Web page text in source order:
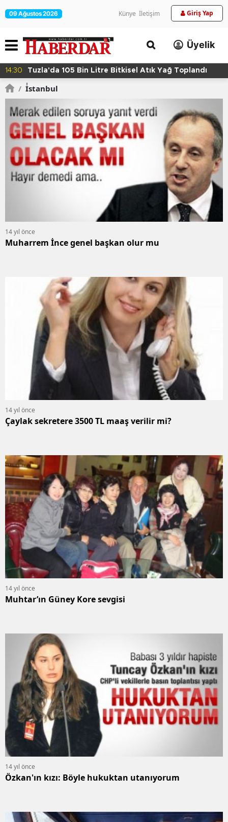
09 Ağustos 2026 Künye İletişim Giriş Yap
Üyelik
14:24 Kartal'da Hayvan Bakım Evi Çalışmaları Başladı
/ İ̇stanbul
14 yıl önce
Muharrem İnce genel başkan olur mu
14 yıl önce
Çaylak sekretere 3500 TL maaş verilir mi?
14 yıl önce
Muhtar’ın Güney Kore sevgisi
14 yıl önce
Özkan'ın kızı: Böyle hukuktan utanıyorum